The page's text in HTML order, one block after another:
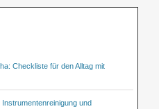
Checkliste für den Alltag mit
und